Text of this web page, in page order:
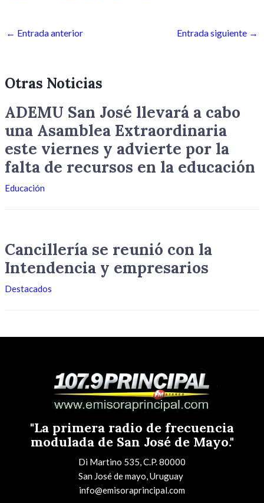
← Entrada anterior Entrada siguiente →
Otras Noticias
ADEMU San José llevará a cabo
una Asamblea Extraordinaria
este viernes y advierte por la
falta de recursos en la educación
Educación
Cancillería se reunió con la
Intendencia y empresarios
Destacados
"La primera radio de frecuencia
modulada de San José de Mayo."
Di Martino 535, C.P. 80000
San José de mayo, Uruguay
info@emisoraprincipal.com